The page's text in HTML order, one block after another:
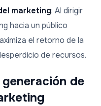
marketing: Al dirigir
hacia un público
el retorno de la
de recursos.
de